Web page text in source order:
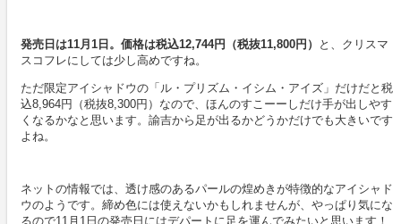
発売日は11月1日。価格は税込12,744円（税抜11,800円）
と、クリスマ
スコフレにしては少し高めですね。
ただ限定アイシャドウの「ル・プリズム・イシム・アイズ」だけだと税
込8,964円（税抜8,300円）なので、ほんのすこーーしだけ手が出しやす
くなるかなと思います。諭吉から足が出るかどうかだけでも大きいです
よね。
ネットの情報では、透け感のあるパールの煌めきが特徴的なアイシャド
ウのようです。締め色には使えないかもしれませんが、やっぱり気にな
るので11月1日の発売日にはデパートに足を運んでみたいと思います！